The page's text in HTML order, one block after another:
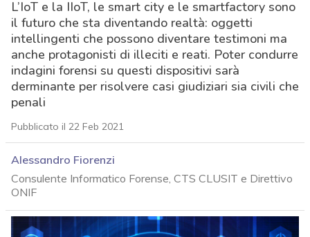
L’IoT e la IIoT, le smart city e le smartfactory sono
il futuro che sta diventando realtà: oggetti
intellingenti che possono diventare testimoni ma
anche protagonisti di illeciti e reati. Poter condurre
indagini forensi su questi dispositivi sarà
derminante per risolvere casi giudiziari sia civili che
penali
Pubblicato il 22 Feb 2021
Alessandro Fiorenzi
Consulente Informatico Forense, CTS CLUSIT e Direttivo
ONIF